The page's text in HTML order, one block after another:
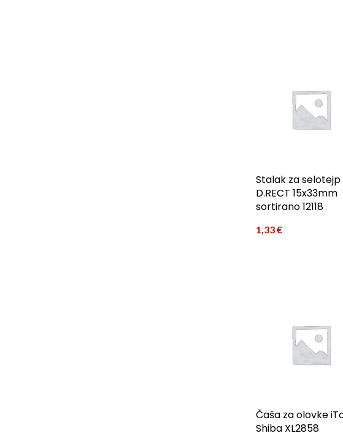
Stalak za selotejp
D.RECT 15x33mm
sortirano 12118
1,33€
Čaša za olovke
Shiba XL2858